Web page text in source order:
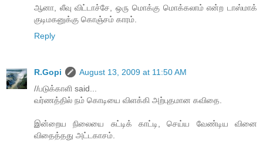
ஆனா, லீவு விட்டாச்சே, ஒரு மொக்கு மொக்கலாம் என்ற டாஸ்மாக்
குடிமகனுக்கு கொஞ்சம் காரம்.
Reply
R.Gopi
August 13, 2009 at 11:50 AM
//படுக்காளி said...
வர்ணத்தில் நம் கொடியை விளக்கி அற்புதமான கவிதை.
இன்றைய நிலையை சுட்டிக் காட்டி, செய்ய வேண்டிய வினை
விதைத்தது அட்டகாசம்.